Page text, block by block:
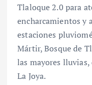
Tlaloque 2.0 para
encharcamientos y
estaciones
Mártir, Bosque de
las mayores
La Joya.